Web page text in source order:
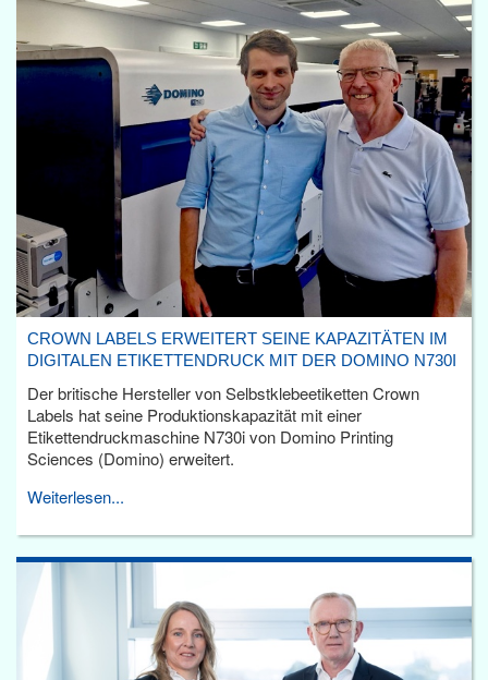
CROWN LABELS ERWEITERT SEINE KAPAZITÄTEN IM
DIGITALEN ETIKETTENDRUCK MIT DER DOMINO N730I
Der britische Hersteller von Selbstklebeetiketten Crown
Labels hat seine Produktionskapazität mit einer
Etikettendruckmaschine N730i von Domino Printing
Sciences (Domino) erweitert.
Weiterlesen...